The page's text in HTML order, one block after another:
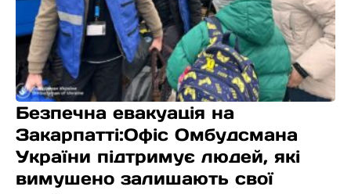
Безпечна евакуація на
Закарпатті:Офіс Омбудсмана
України підтримує людей, які
вимушено залишають свої